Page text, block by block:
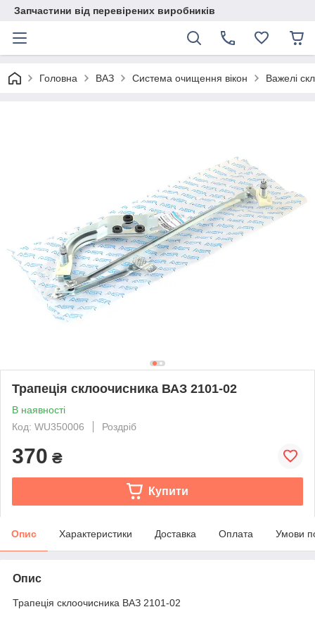
Запчастини від перевірених виробників
Головна ВАЗ Система очищення вікон Важелі
Трапеція склоочисника ВАЗ 2101-02
В наявності
Код: WU350006
Роздріб
370 ₴
Купити
Опис Характеристики Доставка Оплата Умови
Опис
Трапеція склоочисника ВАЗ 2101-02